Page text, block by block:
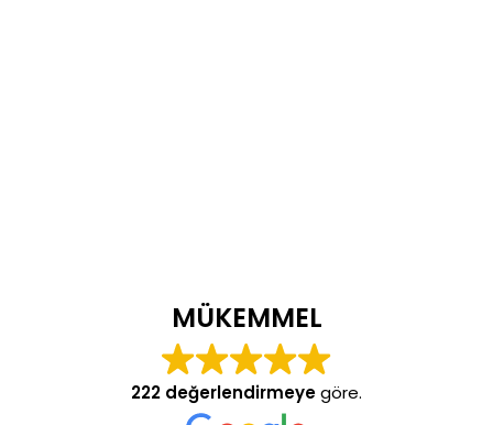
MÜKEMMEL
222 değerlendirmeyegöre.